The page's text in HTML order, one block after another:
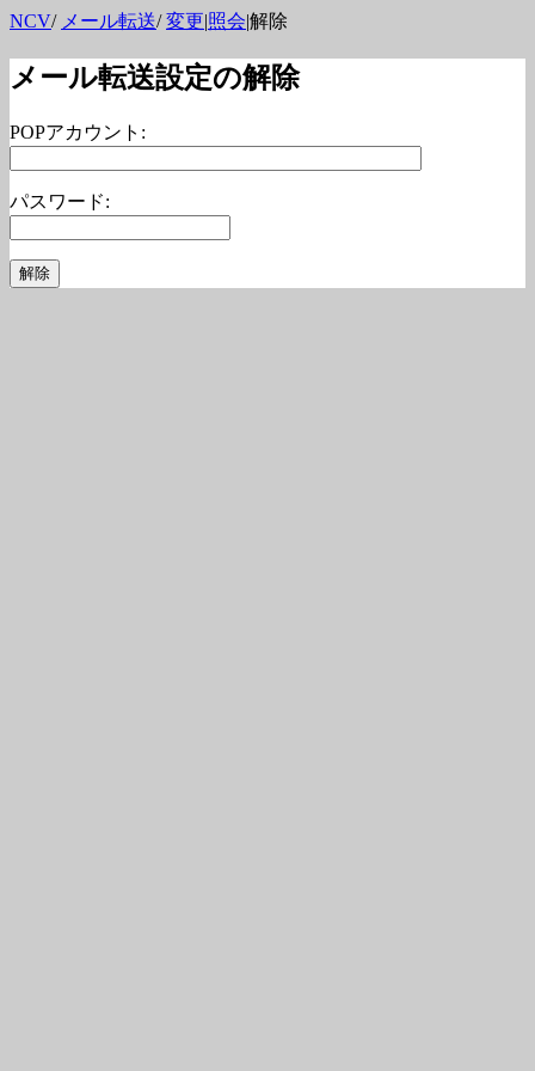
NCV/ メール転送/変更|照会|解除
メール転送設定の解除
POPアカウント:
パスワード: